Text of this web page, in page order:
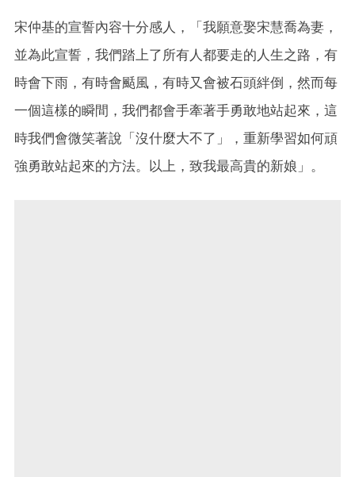
宋仲基的宣誓內容十分感人，「我願意娶宋慧喬為妻，
並為此宣誓，我們踏上了所有人都要走的人生之路，有
時會下雨，有時會颳風，有時又會被石頭絆倒，然而每
一個這樣的瞬間，我們都會手牽著手勇敢地站起來，這
時我們會微笑著說「沒什麼大不了」，重新學習如何頑
強勇敢站起來的方法。以上，致我最高貴的新娘」。